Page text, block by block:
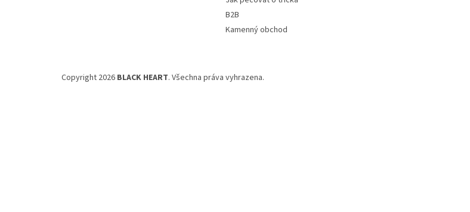
B2B
Kamenný obchod
Copyright 2026 BLACK HEART. Všechna práva vyhrazena.